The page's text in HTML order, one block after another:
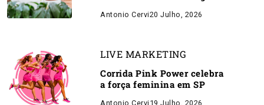
Antonio Cervi20 Julho, 2026
LIVE MARKETING
Corrida Pink Power celebra
a força feminina em SP
Antonio Cervi 19 Julho, 2026